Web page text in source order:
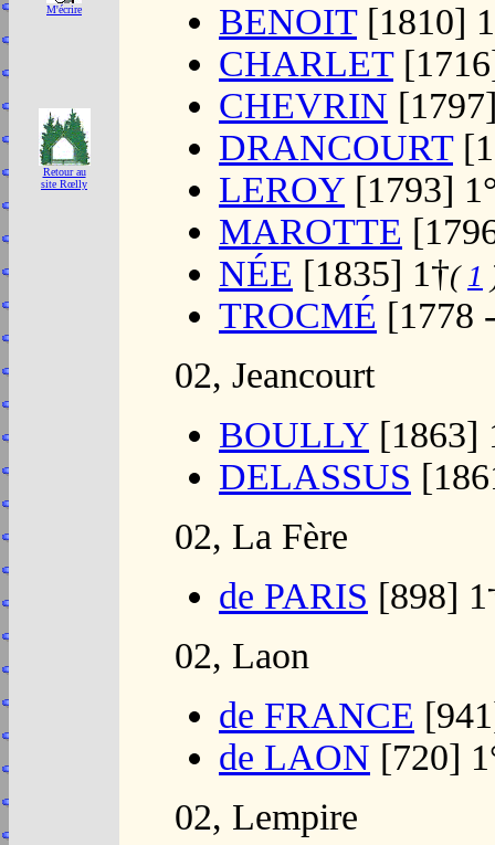
M'écrire
Retour au
site Rœlly
BENOIT[1810]
CHARLET
CHEVRIN
DRANCOURT
LEROY [1793]
MAROTTE
NÉE [1835] 1†(1
TROCMÉ [1778
02, Jeancourt
BOULLY [1863]
DELASSUS
02, La Fère
de PARIS [898]
02, Laon
de FRANCE
de LAON [720]
02, Lempire